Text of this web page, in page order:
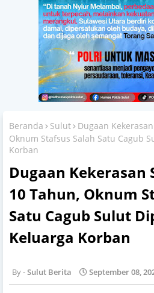
Beranda Sulut
Dugaan
Oknum Stafsus Salah Satu Cagub
Korban
Dugaan Kekerasan
10 Tahun, Oknum
Satu Cagub Sulut
Keluarga Korban
Sulut Berita September 08,